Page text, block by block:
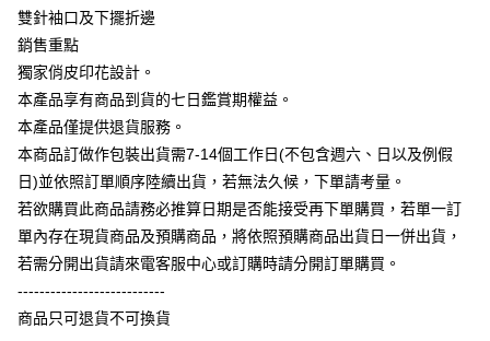
1.本服務由台灣大哥大提供，台灣大哥大用戶可立即使用無須另外申請。
2.付款方式選擇「大哥付你分期」，訂單成立後會自動跳轉到大哥付的交易
流程，驗證手機門號後，選擇欲分期的期數、繳款截止日，確認付款後即完
成交易。
3.實際核准額度、可分期數及費用金額請依後續交易確認頁面所載為準。
4.訂單成立30分鐘內，如未前往確認交易或遇審核未通過，訂單將自動取
消。如遇「轉專審核」未通過狀況，表示未達大哥付你分期系統評分，恕無
法說明評估內容。
【繳款方式說明】
1.分期款項不併入電信帳單，「大哥付你分期」於每月結算日後寄送繳費提
2.透過簡訊連結打開帳單後，可選擇「超商條碼／台灣大直營門市／銀行轉
帳／街口支付／iPASS MONEY」等通路繳費。
1.本服務係由「台灣大哥大股份有限公司」（以下簡稱本公司）所提供，讓
AFTEE先享後付
相關說明
【關於「AFTEE先享後付」】
AFTEE先享後付是「在收到商品之後才付款」的支付方式。 讓您購物簡單
１．簡單：不需註冊會員、不需綁卡、不需儲值。
２．便利：只要手機號碼，簡訊認證，即可結帳。
３．安心：先確認商品／服務後，再付款。
【「AFTEE先享後付」結帳流程】
１．於結帳方式選擇「AFTEE先享後付」後，將跳轉至「AFTEE先享後付」
２．訂單成立數日內，您將收到繳費通知簡訊。
３．收到繳費通知簡訊後14天內，點擊此簡訊中的連結，可透過四大超商／
ATM／網路銀行／等多元方式進行付款，方視為交易完成。
※ 請注意：結帳手續完成當下不需立刻繳費，但若您需要取消訂單，請聯絡
ATM付款
運送方式
全家付款取貨
每筆NT$65，滿NT$899(含以上)免運費
付款後全家取貨
7-11付款取貨
雙針袖口及下擺折邊
銷售重點
獨家俏皮印花設計。
本產品享有商品到貨的七日鑑賞期權益。
本產品僅提供退貨服務。
本商品訂做作包裝出貨需7-14個工作日(不包含週六、日以及例假
日)並依照訂單順序陸續出貨，若無法久候，下單請考量。
若欲購買此商品請務必推算日期是否能接受再下單購買，若單一訂
單內存在現貨商品及預購商品，將依照預購商品出貨日一併出貨，
若需分開出貨請來電客服中心或訂購時請分開訂單購買。
---------------------------
商品只可退貨不可換貨